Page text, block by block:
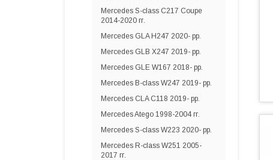
Mercedes S-class C217 Coupe
2014-2020 гг.
Mercedes GLA H247 2020- рр.
Mercedes GLB X247 2019- рр.
Mercedes GLE W167 2018- рр.
Mercedes B-class W247 2019- рр.
Mercedes CLA C118 2019- рр.
Mercedes Atego 1998-2004 гг.
Mercedes S-сlass W223 2020- рр.
Mercedes R-class W251 2005-
2017 гг.